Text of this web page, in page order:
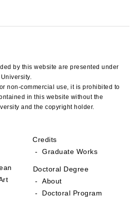
by this website are presented under
non-commercial use, it is prohibited to
in this website without the
and the copyright holder.
Credits
- Graduate Works
Doctoral Degree
- About
- Doctoral Program